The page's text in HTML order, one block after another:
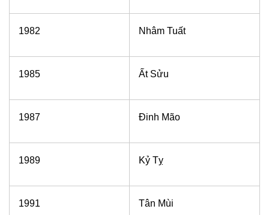
1982 Nhâm Tuất
1985 Ất Sửu
1987 Đinh Mão
1989 Kỷ Tỵ
1991 Tân Mùi